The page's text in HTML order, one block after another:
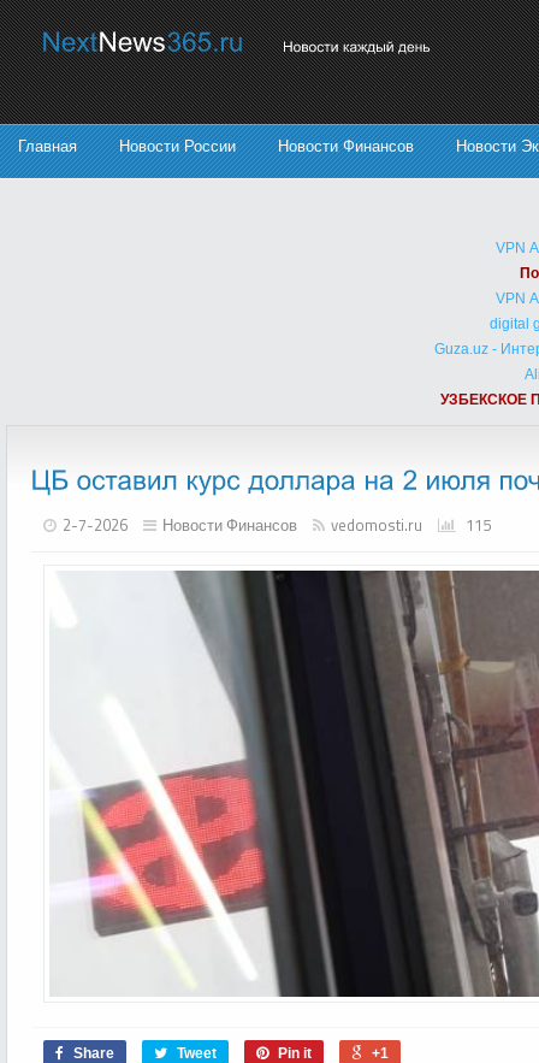
Главная Новости России Новости Финансов Новости
VPN
VPN
digital
Guza.uz -
УЗБЕКСКОЕ
2-7-2026 Новости Финансов vedomosti.ru 115
Share Tweet Pin it +1